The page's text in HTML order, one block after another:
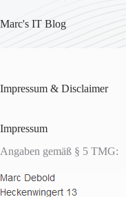
to
content
Marc's IT Blog
Impressum & Disclaimer
Impressum
Angaben gemäß § 5 TMG: